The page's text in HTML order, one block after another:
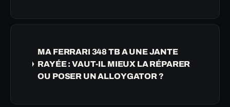
MA FERRARI 348 TB A UNE JANTE
RAYÉE : VAUT-IL MIEUX LA RÉPARER
OU POSER UN ALLOYGATOR ?